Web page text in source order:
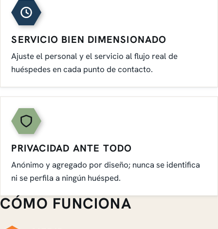
SERVICIO BIEN DIMENSIONADO
Ajuste el personal y el servicio al flujo real de
huéspedes en cada punto de contacto.
PRIVACIDAD ANTE TODO
Anónimo y agregado por diseño; nunca se identifica
ni se perfila a ningún huésped.
CÓMO FUNCIONA